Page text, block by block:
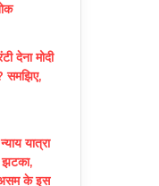
देना मोदी
समझिए,
यात्रा
असम के इस